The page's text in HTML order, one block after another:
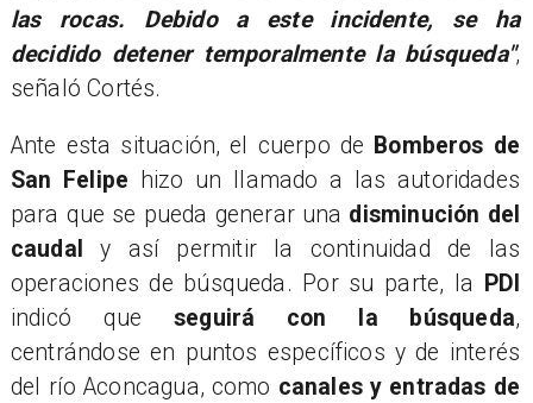
las rocas. Debido a este incidente, se ha
decidido detener temporalmente la búsqueda",
señaló Cortés.
​Ante esta situación, el cuerpo de Bomberos de
San Felipe hizo un llamado a las autoridades
para que se pueda generar una disminución del
caudaly así permitir la continuidad de las
operaciones de búsqueda. Por su parte, la PDI
indicó queseguirá con la búsqueda,
centrándose en puntos específicos y de interés
del río Aconcagua, como canales y entradas de